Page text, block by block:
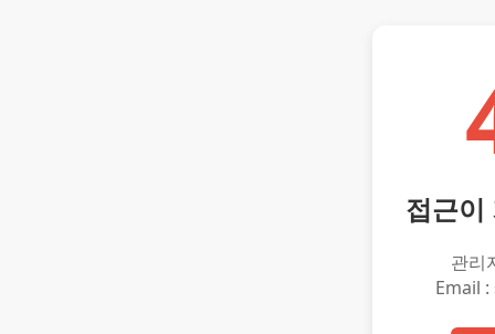
접근이
관리
Email